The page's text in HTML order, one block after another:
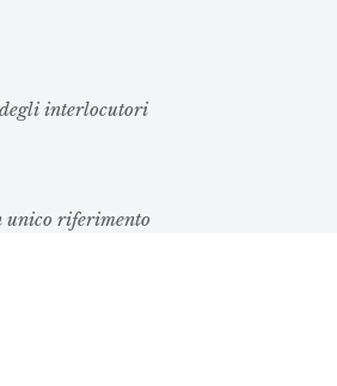
interlocutori
unico riferimento